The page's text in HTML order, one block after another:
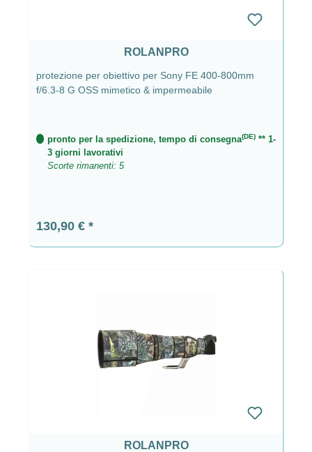
ROLANPRO
protezione per obiettivo per Sony FE 400-800mm
f/6.3-8 G OSS mimetico & impermeabile
pronto per la spedizione, tempo di consegna(DE)** 1-
3 giorni lavorativi
Scorte rimanenti: 5
Prezzo normale:
130,90 €
ROLANPRO